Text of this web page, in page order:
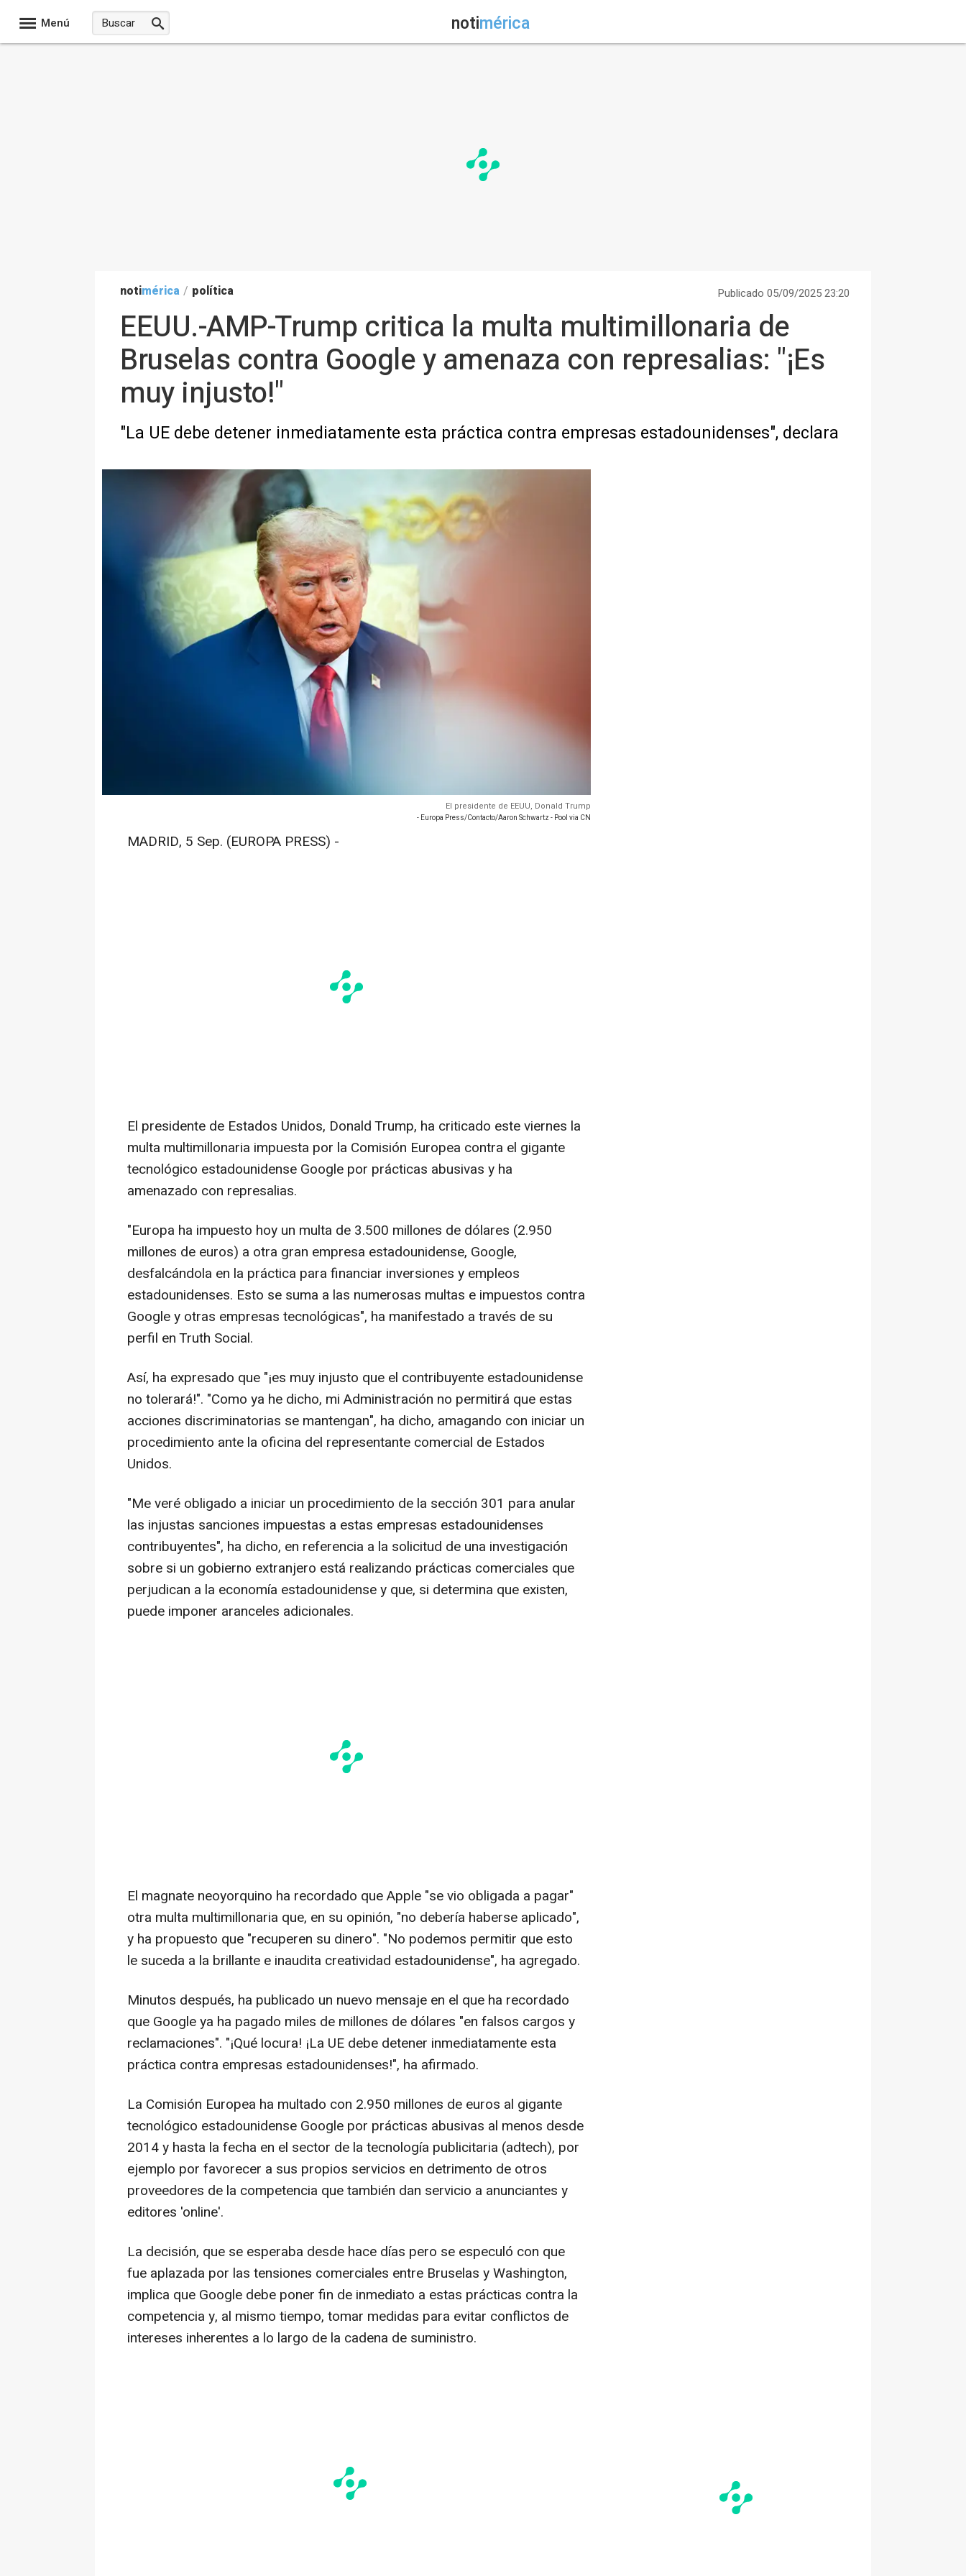
Menú notimérica
notimérica / política Publicado 05/09/2025 23:20
EEUU.-AMP-Trump critica la multa multimillonaria de
Bruselas contra Google y amenaza con represalias: "¡Es
muy injusto!"
"La UE debe detener inmediatamente esta práctica contra empresas estadounidenses", declara
El presidente de EEUU, Donald Trump
- Europa Press/Contacto/Aaron Schwartz - Pool via CN
MADRID, 5 Sep. (EUROPA PRESS) -
El presidente de Estados Unidos, Donald Trump, ha criticado este viernes la
multa multimillonaria impuesta por la Comisión Europea contra el gigante
tecnológico estadounidense Google por prácticas abusivas y ha
amenazado con represalias.
"Europa ha impuesto hoy un multa de 3.500 millones de dólares (2.950
millones de euros) a otra gran empresa estadounidense, Google,
desfalcándola en la práctica para financiar inversiones y empleos
estadounidenses. Esto se suma a las numerosas multas e impuestos contra
Google y otras empresas tecnológicas", ha manifestado a través de su
perfil en Truth Social.
Así, ha expresado que "¡es muy injusto que el contribuyente estadounidense
no tolerará!". "Como ya he dicho, mi Administración no permitirá que estas
acciones discriminatorias se mantengan", ha dicho, amagando con iniciar un
procedimiento ante la oficina del representante comercial de Estados
Unidos.
"Me veré obligado a iniciar un procedimiento de la sección 301 para anular
las injustas sanciones impuestas a estas empresas estadounidenses
contribuyentes", ha dicho, en referencia a la solicitud de una investigación
sobre si un gobierno extranjero está realizando prácticas comerciales que
perjudican a la economía estadounidense y que, si determina que existen,
puede imponer aranceles adicionales.
El magnate neoyorquino ha recordado que Apple "se vio obligada a pagar"
otra multa multimillonaria que, en su opinión, "no debería haberse aplicado",
y ha propuesto que "recuperen su dinero". "No podemos permitir que esto
le suceda a la brillante e inaudita creatividad estadounidense", ha agregado.
Minutos después, ha publicado un nuevo mensaje en el que ha recordado
que Google ya ha pagado miles de millones de dólares "en falsos cargos y
reclamaciones". "¡Qué locura! ¡La UE debe detener inmediatamente esta
práctica contra empresas estadounidenses!", ha afirmado.
La Comisión Europea ha multado con 2.950 millones de euros al gigante
tecnológico estadounidense Google por prácticas abusivas al menos desde
2014 y hasta la fecha en el sector de la tecnología publicitaria (adtech), por
ejemplo por favorecer a sus propios servicios en detrimento de otros
proveedores de la competencia que también dan servicio a anunciantes y
editores 'online'.
La decisión, que se esperaba desde hace días pero se especuló con que
fue aplazada por las tensiones comerciales entre Bruselas y Washington,
implica que Google debe poner fin de inmediato a estas prácticas contra la
competencia y, al mismo tiempo, tomar medidas para evitar conflictos de
intereses inherentes a lo largo de la cadena de suministro.